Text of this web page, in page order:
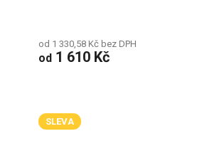
od 1 330,58 Kč bez DPH
od 1 610 Kč
SLEVA